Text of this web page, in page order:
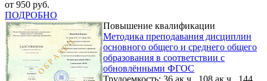
от 950 руб.
ПОДРОБНО
Повышение квалификации
Методика преподавания дисциплин
основного общего и среднего общего
образования в соответствии с
обновлёнными ФГОС
Трудоемкость: 36 ак.ч., 108 ак.ч., 144